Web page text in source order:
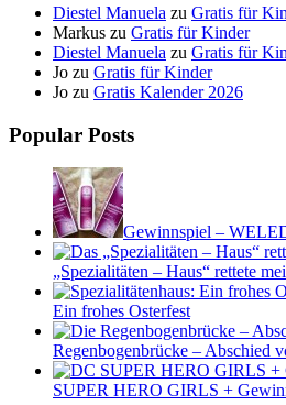
Diestel Manuela zu Gratis für
Markus zu Gratis für Kinder
Diestel Manuela zu Gratis für
Jo zu Gratis für Kinder
Jo zu Gratis Kalender 2026
Popular Posts
Gewinnspiel –
„Spezialitäten – Haus“ rettete
Ein frohes Osterfest
Regenbogenbrücke – Abschied
SUPER HERO GIRLS +